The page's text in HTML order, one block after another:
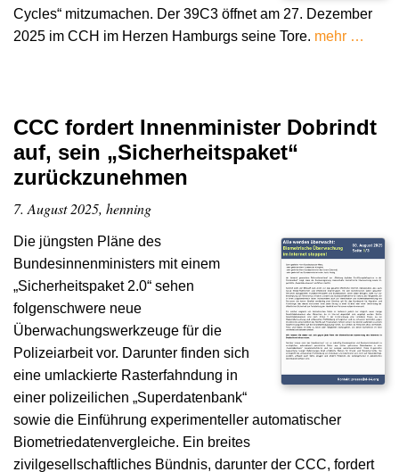
Cycles“ mitzumachen. Der 39C3 öffnet am 27. Dezember
2025 im CCH im Herzen Hamburgs seine Tore. mehr …
CCC fordert Innenminister Dobrindt
auf, sein „Sicherheitspaket“
zurückzunehmen
7. August 2025, henning
Die jüngsten Pläne des
Bundesinnenministers mit einem
„Sicherheitspaket 2.0“ sehen
folgenschwere neue
Überwachungswerkzeuge für die
Polizeiarbeit vor. Darunter finden sich
eine umlackierte Rasterfahndung in
einer polizeilichen „Superdatenbank“
sowie die Einführung experimenteller automatischer
Biometriedatenvergleiche. Ein breites
zivilgesellschaftliches Bündnis, darunter der CCC, fordert